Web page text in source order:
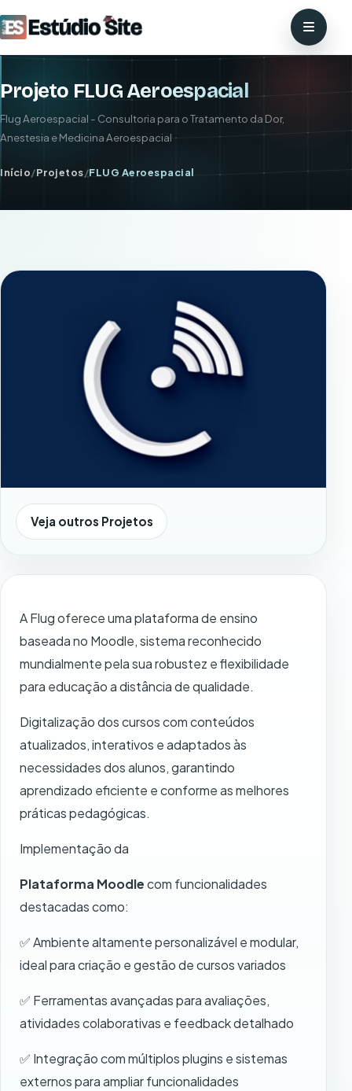
Projeto FLUG Aeroespacial
Flug Aeroespacial - Consultoria para o Tratamento da Dor,
Anestesia e Medicina Aeroespacial
Início/Projetos/FLUG Aeroespacial
Veja outros Projetos
A Flug oferece uma plataforma de ensino
baseada no Moodle, sistema reconhecido
mundialmente pela sua robustez e flexibilidade
para educação a distância de qualidade.
Digitalização dos cursos com conteúdos
atualizados, interativos e adaptados às
necessidades dos alunos, garantindo
aprendizado eficiente e conforme as melhores
práticas pedagógicas.
Implementação da
Plataforma Moodlecom funcionalidades
destacadas como:
✅ Ambiente altamente personalizável e modular,
ideal para criação e gestão de cursos variados
✅ Ferramentas avançadas para avaliações,
atividades colaborativas e feedback detalhado
✅ Integração com múltiplos plugins e sistemas
externos para ampliar funcionalidades